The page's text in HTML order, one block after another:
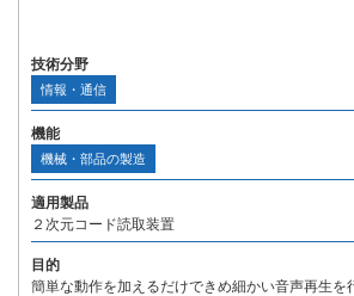
技術分野
情報・通信
機能
機械・部品の製造
適用製品
２次元コード読取装置
目的
簡単な動作を加えるだけできめ細かい音声再生を